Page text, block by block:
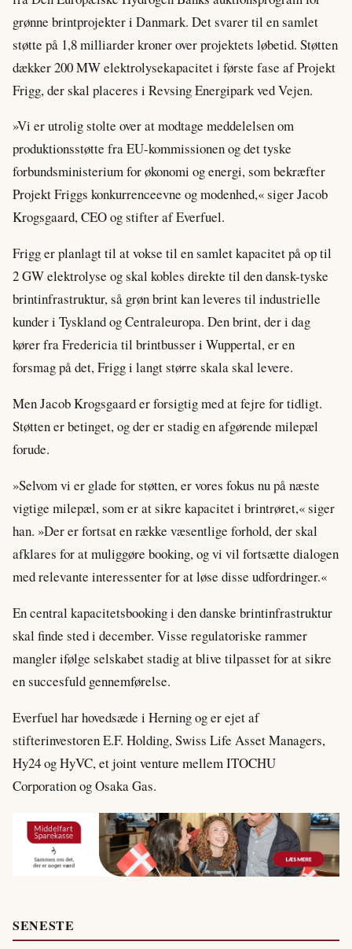
grønne brintprojekter i Danmark. Det svarer til en samlet
støtte på 1,8 milliarder kroner over projektets løbetid. Støtten
dækker 200 MW elektrolysekapacitet i første fase af Projekt
Frigg, der skal placeres i Revsing Energipark ved Vejen.
»Vi er utrolig stolte over at modtage meddelelsen om
produktionsstøtte fra EU-kommissionen og det tyske
forbundsministerium for økonomi og energi, som bekræfter
Projekt Friggs konkurrenceevne og modenhed,« siger Jacob
Krogsgaard, CEO og stifter af Everfuel.
Frigg er planlagt til at vokse til en samlet kapacitet på op til
2 GW elektrolyse og skal kobles direkte til den dansk-tyske
brintinfrastruktur, så grøn brint kan leveres til industrielle
kunder i Tyskland og Centraleuropa. Den brint, der i dag
kører fra Fredericia til brintbusser i Wuppertal, er en
forsmag på det, Frigg i langt større skala skal levere.
Men Jacob Krogsgaard er forsigtig med at fejre for tidligt.
Støtten er betinget, og der er stadig en afgørende milepæl
forude.
»Selvom vi er glade for støtten, er vores fokus nu på næste
vigtige milepæl, som er at sikre kapacitet i brintrøret,« siger
han. »Der er fortsat en række væsentlige forhold, der skal
afklares for at muliggøre booking, og vi vil fortsætte dialogen
med relevante interessenter for at løse disse udfordringer.«
En central kapacitetsbooking i den danske brintinfrastruktur
skal finde sted i december. Visse regulatoriske rammer
mangler ifølge selskabet stadig at blive tilpasset for at sikre
en succesfuld gennemførelse.
Everfuel har hovedsæde i Herning og er ejet af
stifterinvestoren E.F. Holding, Swiss Life Asset Managers,
Hy24 og HyVC, et joint venture mellem ITOCHU
Corporation og Osaka Gas.
SENESTE